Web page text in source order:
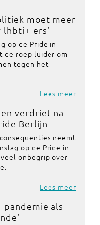
moet meer
lhbti+-ers'
op de Pride in
de roep luider om
tegen het
Lees meer
verdriet na
Berlijn
neemt
op de Pride in
onbegrip over
Lees meer
pandemie als